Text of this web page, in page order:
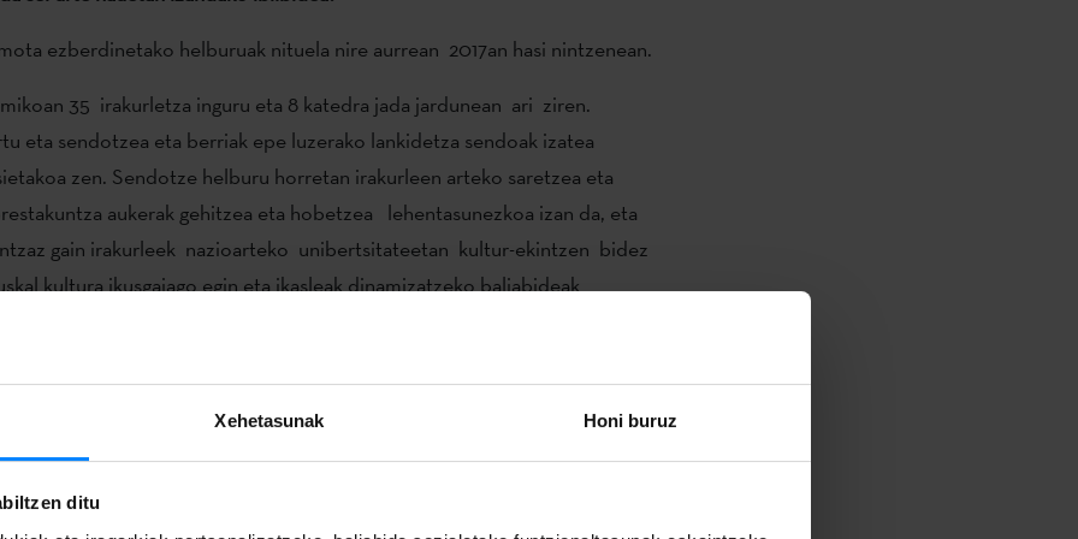
Xehetasunak Honi buruz
ditu
ezberdinetako helburuak nituela nire aurrean 2017an hasi nintzenean.
35 irakurletza inguru eta 8 katedra jada jardunean ari ziren.
eta sendotzea eta berriak epe luzerako lankidetza sendoak izatea
zen. Sendotze helburu horretan irakurleen arteko saretzea eta
aukerak gehitzea eta hobetzea lehentasunezkoa izan da, eta
gain irakurleek nazioarteko unibertsitateetan kultur-ekintzen bidez
kultura ikusgaiago egin eta ikasleak dinamizatzeko baliabideak
esate baterako) euskara eta euskal ,kultura iker ditzaten sustatzea ere